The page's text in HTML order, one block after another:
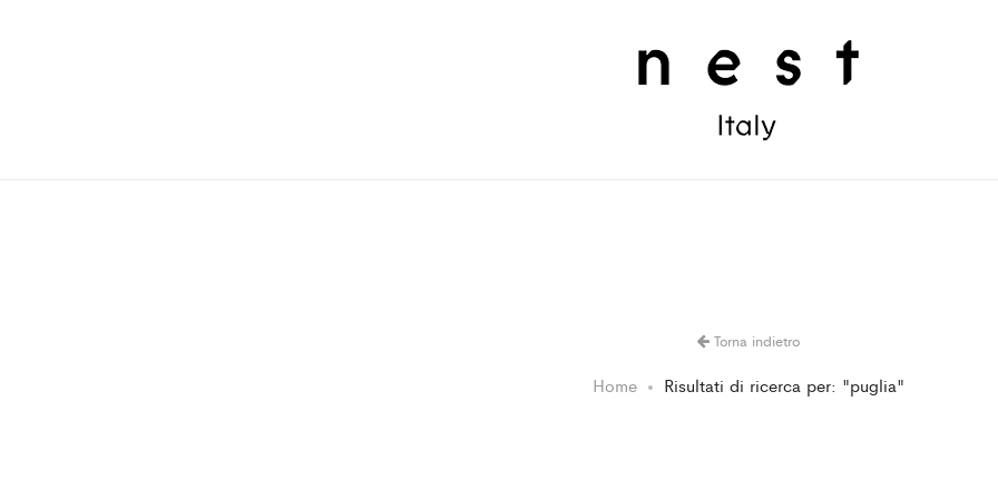
Torna indietro
Home Risultati di ricerca per: "puglia"